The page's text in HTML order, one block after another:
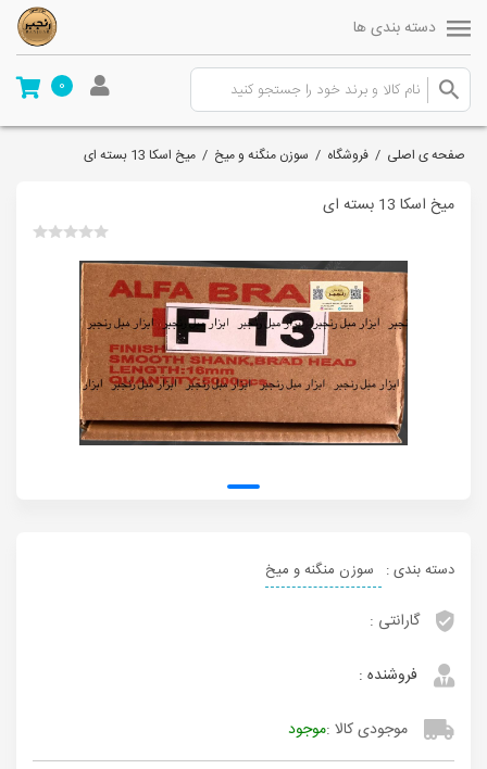
دسته بندی ها
0
صفحه ی اصلی / فروشگاه / سوزن منگنه و میخ / میخ اسکا 13 بسته ای
میخ اسکا 13 بسته ای
دسته بندی : سوزن منگنه و میخ
گارانتی :
فروشنده :
موجودی کالا :موجود